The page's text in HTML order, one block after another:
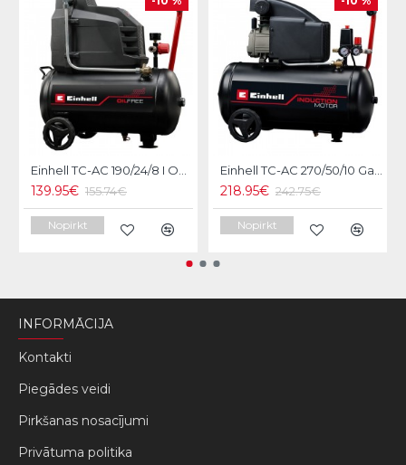
Einhell TC-AC 190/24/8 I OF Gaisa kompresors
139.95€ 155.74€
Nopirkt
Einhell TC-AC 270/50/10 Gaisa kompresors
218.95€ 242.75€
Nopirkt
INFORMĀCIJA
Kontakti
Piegādes veidi
Pirkšanas nosacījumi
Privātuma politika